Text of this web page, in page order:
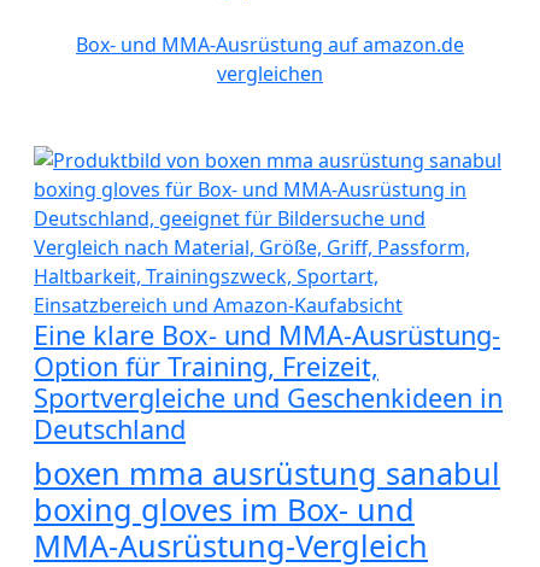
Box- und MMA-Ausrüstung auf amazon.de
vergleichen
Eine klare Box- und MMA-Ausrüstung-
Option für Training, Freizeit,
Sportvergleiche und Geschenkideen in
Deutschland
boxen mma ausrüstung sanabul
boxing gloves im Box- und
MMA-Ausrüstung-Vergleich